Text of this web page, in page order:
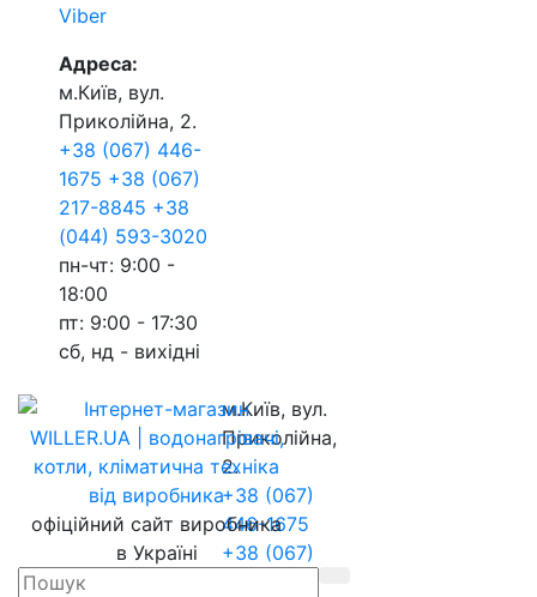
Viber
Адреса:
м.Київ, вул.
Приколійна, 2.
+38 (067) 446-
1675 +38 (067)
217-8845 +38
(044) 593-3020
пн-чт: 9:00 -
18:00
пт: 9:00 - 17:30
сб, нд - вихідні
м.Київ, вул.
Приколійна,
2.
+38 (067)
446-1675
+38 (067)
офіційний сайт виробника
в Україні